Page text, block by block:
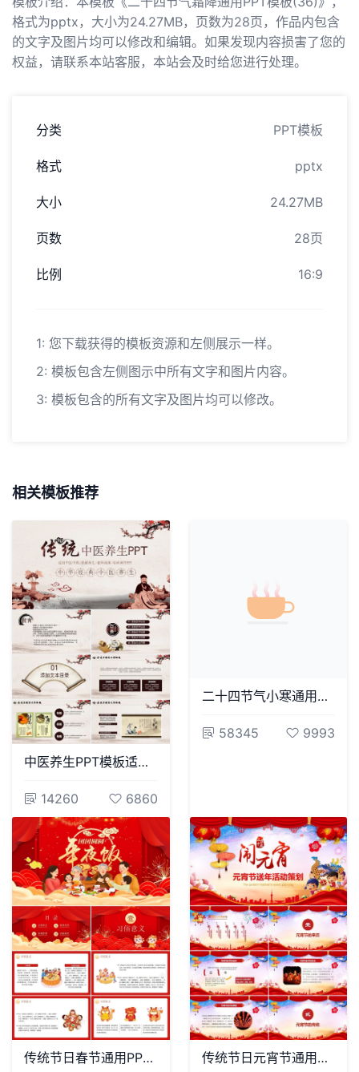
格式为pptx，大小为24.27MB，页数为28页，作品内包含
的文字及图片均可以修改和编辑。如果发现内容损害了您的
权益，请联系本站客服，本站会及时给您进行处理。
分类 PPT模板
格式 pptx
大小 24.27MB
页数 28页
比例 16:9
1: 您下载获得的模板资源和左侧展示一样。
2: 模板包含左侧图示中所有文字和图片内容。
3: 模板包含的所有文字及图片均可以修改。
相关模板推荐
中医养生PPT模板适用中医中药保健养生老师说课培训课件PPT
14260 6860
二十四节气小寒通用PPT模板(22)
58345 9993
传统节日春节通用PPT模板(85) 传统节日元宵节通用PPT模板(71)